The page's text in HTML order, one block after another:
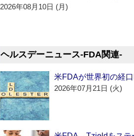
2026年08月10日 (月)
ヘルスデーニュース‐FDA関連‐
米FDAが世界初の経
2026年07月21日 (火)